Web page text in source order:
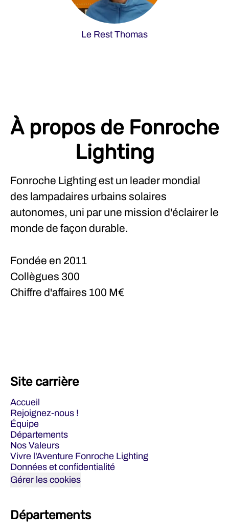
Le Rest Thomas
À propos de Fonroche
Lighting
Fonroche Lighting est un leader mondial
des lampadaires urbains solaires
autonomes, uni par une mission d'éclairer le
monde de façon durable.
Fondée en 2011
Collègues 300
Chiffre d'affaires 100 M€
Site carrière
Accueil
Rejoignez-nous !
Équipe
Départements
Nos Valeurs
Vivre l'Aventure Fonroche Lighting
Données et confidentialité
Gérer les cookies
Départements